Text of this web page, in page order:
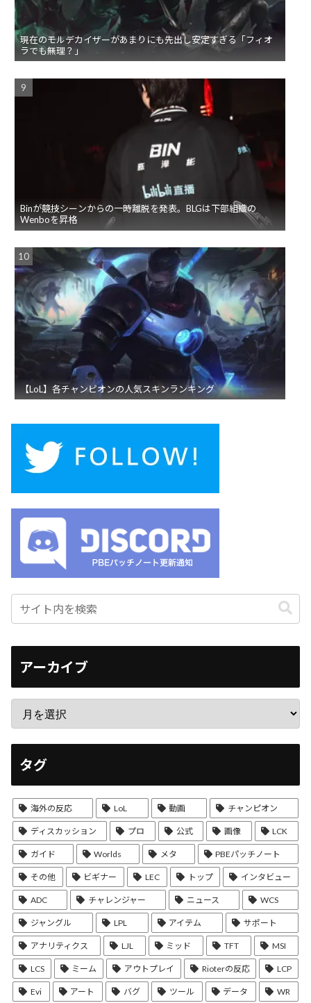
現在のモルデカイザーがあまりにも先出し安定すぎる「フィオ
ラでも無理？」
Binが競技シーンからの一時離脱を発表。BLGは下部組織の
Wenboを昇格
【LoL】各チャンピオンの人気スキンランキング
アーカイブ
タグ
海外の反応 LoL 動画 チャンピオン
ディスカッション プロ 公式 画像 LCK
ガイド Worlds メタ PBEパッチノート
その他 ビギナー LEC トップ インタビュー
ADC チャレンジャー ニュース WCS
ジャングル LPL アイテム サポート
アナリティクス LJL ミッド TFT MSI
LCS ミーム アウトプレイ Rioterの反応 LCP
Evi アート バグ ツール データ WR